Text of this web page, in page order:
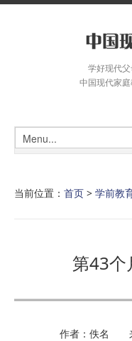
学好现代
中国现代家
当前位置： 首页 > 学前教
第43个
作者：佚名